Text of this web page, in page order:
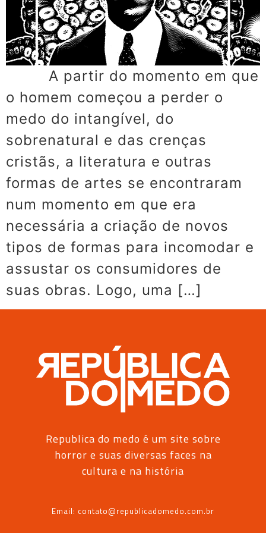
A partir do momento em que
o homem começou a perder o
medo do intangível, do
sobrenatural e das crenças
cristãs, a literatura e outras
formas de artes se encontraram
num momento em que era
necessária a criação de novos
tipos de formas para incomodar e
assustar os consumidores de
suas obras. Logo, uma […]
Republica do medo é um site sobre
horror e suas diversas faces na
cultura e na história
Email: contato@republicadomedo.com.br